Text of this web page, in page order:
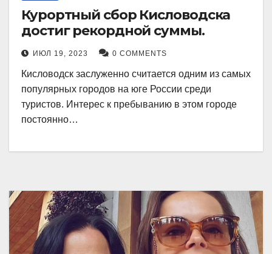
Курортный сбор Кисловодска
достиг рекордной суммы.
ИЮЛ 19, 2023 0 COMMENTS
Кисловодск заслуженно считается одним из самых
популярных городов на юге России среди
туристов. Интерес к пребыванию в этом городе
постоянно…